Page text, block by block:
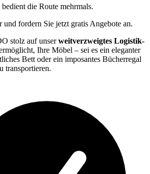
die Route mehrmals.
und fordern Sie jetzt gratis Angebote an.
stolz auf unserweitverzweigtes Logistik-
Ihre Möbel – sei es ein eleganter
Bett oder ein imposantes Bücherregal
transportieren.